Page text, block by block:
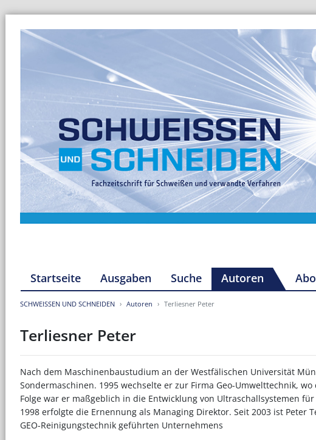
Startseite Ausgaben Suche Autoren
SCHWEISSEN UND SCHNEIDEN Autoren Terliesner Peter
Terliesner Peter
Nach dem Maschinenbaustudium an der Westfälischen Universität
Sondermaschinen. 1995 wechselte er zur Firma Geo-Umwelttechnik,
Folge war er maßgeblich in die Entwicklung von Ultraschallsystemen
1998 erfolgte die Ernennung als Managing Direktor. Seit 2003 ist
GEO-Reinigungstechnik geführten Unternehmens